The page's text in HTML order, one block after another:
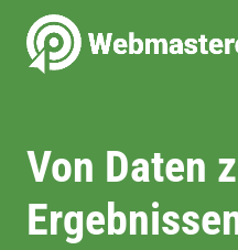
Inhalt
springen
Von Daten